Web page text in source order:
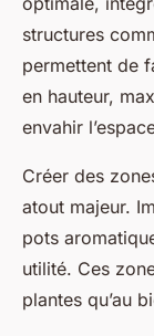
structures
permettent de
en hauteur,
envahir
Créer des
atout majeur.
pots
utilité. Ces
plantes qu’au